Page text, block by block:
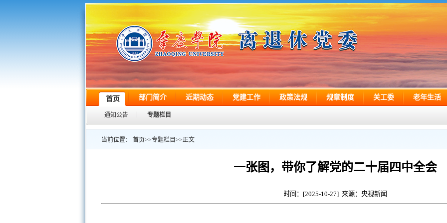
首页 部门简介 近期动态 党建工作 政策法规 规章制度 关工委 老年生活
通知公告 专题栏目
当前位置： 首页>>专题栏目 >>正文
一张图，带你了解党的二十届四中全会
时间：[2025-10-27] 来源：央视新闻